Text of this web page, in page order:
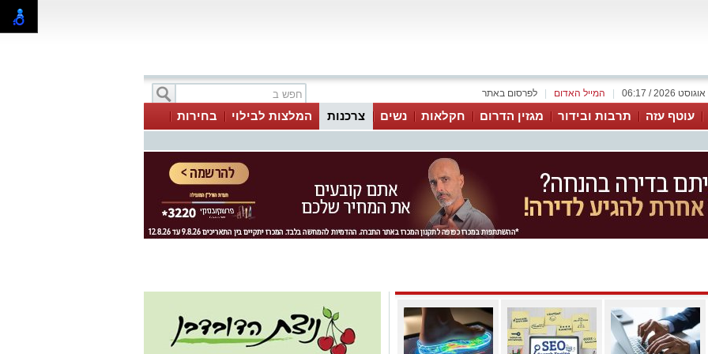
לפרסום באתר המייל האדום
עוטף עזה תרבות ובידור מגזין הדרום חקלאות נשים צרכנות המלצות לבילוי
בחירות